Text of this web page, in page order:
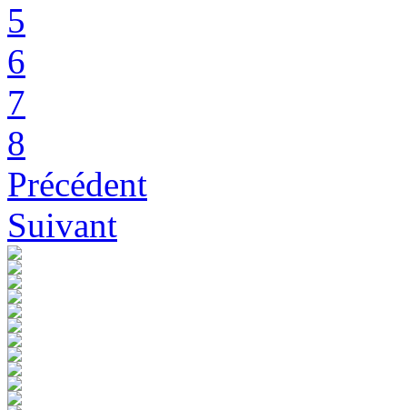
5
6
7
8
Précédent
Suivant